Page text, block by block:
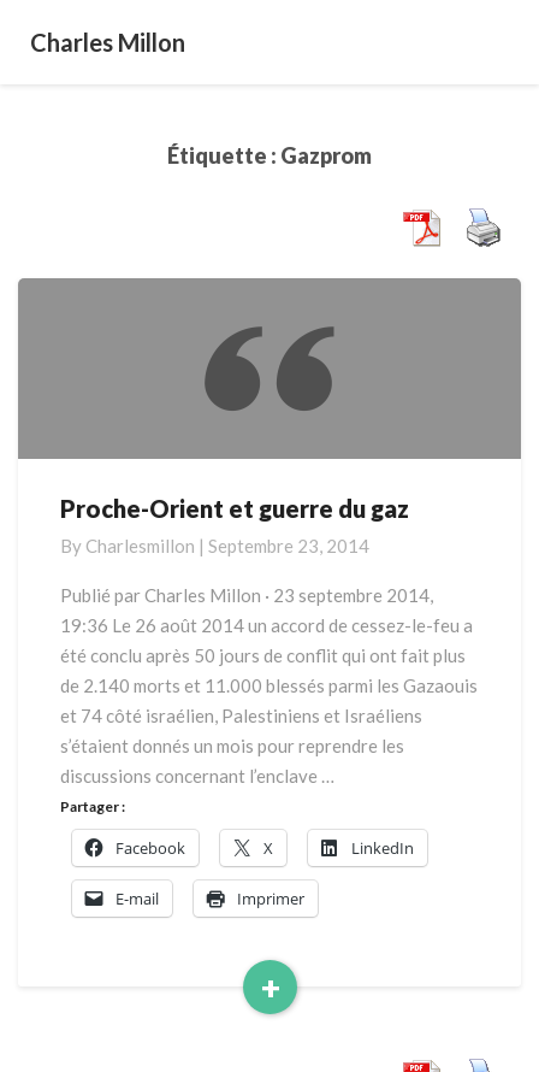
Charles Millon
Étiquette : Gazprom
Proche-
et
guerre
gaz
Proche-Orient et guerre du gaz
By Charlesmillon | Septembre 23, 2014
Publié par Charles Millon · 23 septembre 2014,
19:36 Le 26 août 2014 un accord de cessez-le-feu a
été conclu après 50 jours de conflit qui ont fait plus
de 2.140 morts et 11.000 blessés parmi les Gazaouis
et 74 côté israélien, Palestiniens et Israéliens
s’étaient donnés un mois pour reprendre les
discussions concernant l’enclave …
+
Read
Partager :
Facebook X LinkedIn
E-mail Imprimer